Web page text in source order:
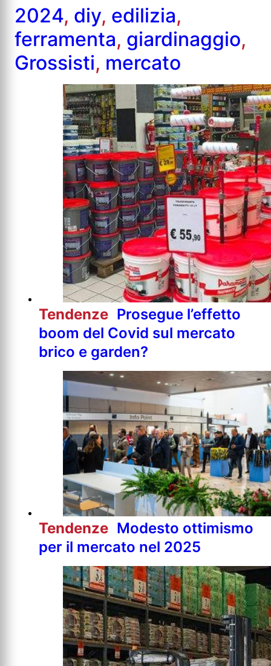
2024, diy, edilizia,
ferramenta, giardinaggio,
Grossisti, mercato
Tendenze Prosegue l’effetto
boom del Covid sul mercato
brico e garden?
Tendenze Modesto ottimismo
per il mercato nel 2025